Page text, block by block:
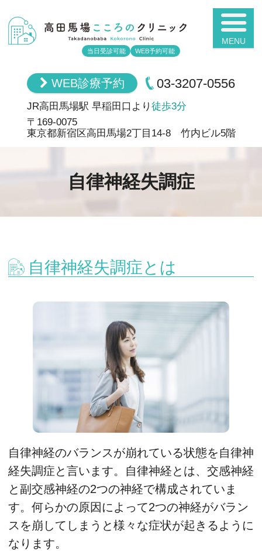
高田馬場ここ
当日受診可能 WEB予約可能
WEB診療予約 03-3207-0556
JR高田馬場駅 早稲田口より 徒歩3分
〒169-0075
東京都新宿区高田馬場2丁目14-8 竹内ビル5階
自律神経失調症
自律神経失調症とは
自律神経のバランスが崩れている状態を自律神
経失調症と言います。自律神経とは、交感神経
と副交感神経の2つの神経で構成されていま
す。何らかの原因によって2つの神経がバラン
スを崩してしまうと様々な症状が起きるように
なります。